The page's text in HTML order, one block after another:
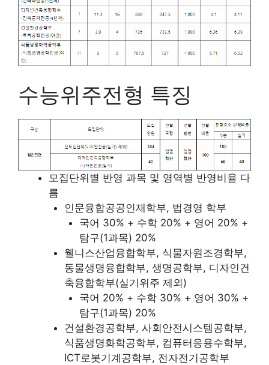
수능위주전형 특징
모집단위별 반영 과목 및 영역별 반영비율 다
름
인문융합공공인재학부, 법경영 학부
국어 30% + 수학 20% + 영어 20% +
탐구(1과목) 20%
웰니스산업융합학부, 식물자원조경학부,
동물생명융합학부, 생명공학부, 디자인건
축융합학부(실기위주 제외)
국어 20% + 수학 30% + 영어 30% +
탐구(1과목) 20%
건설환경공학부, 사회안전시스템공학부,
식품생명화학공학부, 컴퓨터응용수학부,
ICT로봇기계공학부, 전자전기공학부